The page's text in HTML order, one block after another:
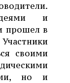
и
прошел в
своими
но и